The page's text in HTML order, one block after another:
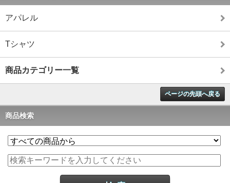
アパレル
Tシャツ
商品カテゴリー一覧
ページの先頭へ戻る
商品検索